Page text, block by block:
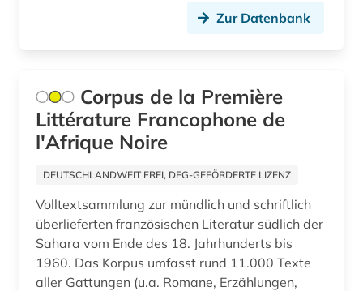
fid romanistik (1)
film (1)
filmwissenschaft (1)
forstwissenschaft (1)
forum (1)
frankophonie (1)
Zur Datenbank
Corpus de la Première
Littérature Francophone de
l'Afrique Noire
DEUTSCHLANDWEIT FREI, DFG-GEFÖRDERTE LIZENZ
Volltextsammlung zur mündlich und schriftlich
überlieferten französischen Literatur südlich der
Sahara vom Ende des 18. Jahrhunderts bis
1960. Das Korpus umfasst rund 11.000 Texte
aller Gattungen (u.a. Romane, Erzählungen,